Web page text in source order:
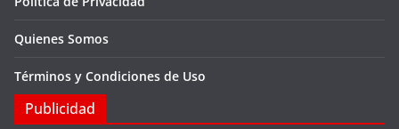
Quienes Somos
Términos y Condiciones de Uso
Publicidad